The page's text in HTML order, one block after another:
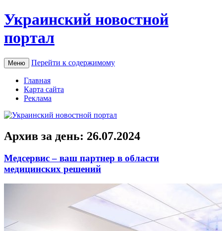
Украинский новостной
портал
Меню Перейти к содержимому
Главная
Карта сайта
Реклама
Архив за день: 26.07.2024
Медсервис – ваш партнер в области
медицинских решений